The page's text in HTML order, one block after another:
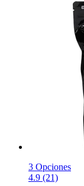
3 Opciones
4.9 (21)